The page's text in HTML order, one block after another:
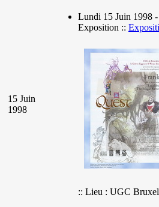
15 Juin
1998
Lundi 15 Juin 1998
Exposition ::
:: Lieu : UGC